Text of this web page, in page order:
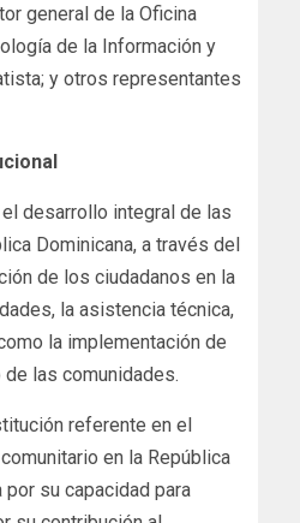
general de la Oficina
de la Información y
y otros representantes
desarrollo integral de las
Dominicana, a través del
de los ciudadanos en la
la asistencia técnica,
la implementación de
las comunidades.
referente en el
en la República
por su capacidad para